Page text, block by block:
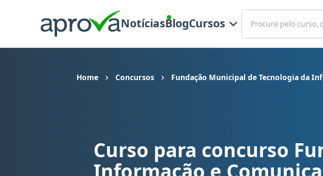
NotíciasBlogCursos
Buscar
Home Concursos Fundação Municipal de Tecnologia da
Curso para concurso CANOASTEC (RS) - Fundação
Curso para concurso